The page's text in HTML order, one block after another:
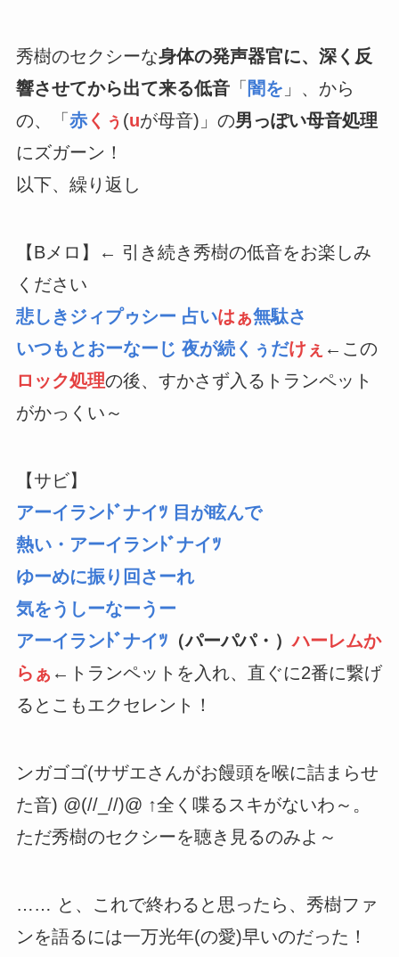
秀樹のセクシーな身体の発声器官に、深く反
響させてから出て来る低音「 闇を 」、から
の、「赤くぅ (uが母音)」の男っぽい母音処理
にズガーン！
以下、繰り返し
【Bメロ】← 引き続き秀樹の低音をお楽しみ
ください
悲しきジィプゥシー 占いはぁ無駄さ
いつもとおーなーじ 夜が続くぅだけぇ ←この
ロック処理の後、すかさず入るトランペット
がかっくい～
【サビ】
アーイランﾄﾞナイﾂ 目が眩んで
熱い・アーイランﾄﾞナイﾂ
ゆーめに振り回さーれ
気をうしーなーうー
アーイランﾄﾞナイﾂ（パーパパ・）ハーレムか
らぁ ←トランペットを入れ、直ぐに2番に繋げ
るとこもエクセレント！
ンガゴゴ(サザエさんがお饅頭を喉に詰まらせ
た音) @(//_//)@ ↑全く喋るスキがないわ～。
ただ秀樹のセクシーを聴き見るのみよ～
…… と、これで終わると思ったら、秀樹ファ
ンを語るには一万光年(の愛)早いのだった！